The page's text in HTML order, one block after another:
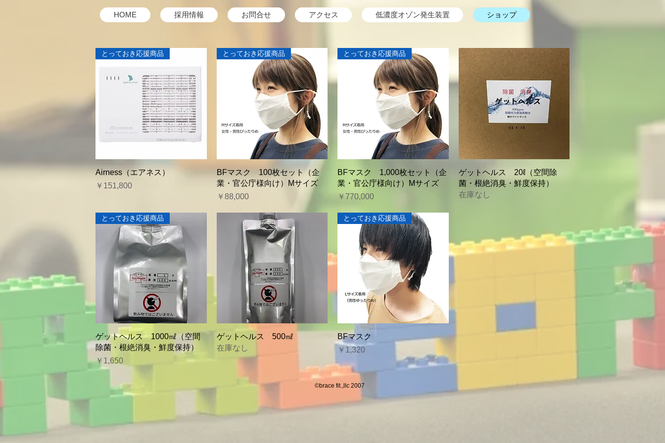
HOME 採用情報 お問合せ アクセス 低濃度オゾン発生装置 ショップ
クイックビュー
とっておき応援商品
Airness（エアネス）
価格
￥151,800
クイックビュー
とっておき応援商品
BFマスク 100枚セット（企
業・官公庁様向け）Mサイズ
価格
￥88,000
クイックビュー
とっておき応援商品
BFマスク 1,000枚セット（企
業・官公庁様向け）Mサイズ
価格
￥770,000
クイックビュー
ゲットヘルス 20ℓ（空間除
菌・根絶消臭・鮮度保持）
在庫なし
クイックビュー
とっておき応援商品
ゲットヘルス 1000㎖（空間
除菌・根絶消臭・鮮度保持）
価格
￥1,650
クイックビュー
ゲットヘルス 500㎖
在庫なし
クイックビュー
とっておき応援商品
BFマスク
価格
￥1,320
©brace fit.,llc 2007